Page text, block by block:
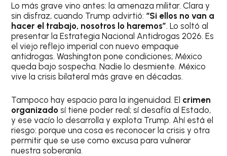
Lo más grave vino antes: la amenaza militar. Clara y
sin disfraz, cuando Trump advirtió: “Si ellos no van a
hacer el trabajo, nosotros lo haremos”. Lo soltó al
presentar la Estrategia Nacional Antidrogas 2026. Es
el viejo reflejo imperial con nuevo empaque
antidrogas. Washington pone condiciones; México
queda bajo sospecha. Nadie lo desmiente. México
vive la crisis bilateral más grave en décadas.
Tampoco hay espacio para la ingenuidad. El crimen
organizadosí tiene poder real; sí desafía al Estado,
y ese vacío lo desarrolla y explota Trump. Ahí está el
riesgo: porque una cosa es reconocer la crisis y otra
permitir que se use como excusa para vulnerar
nuestra soberanía.